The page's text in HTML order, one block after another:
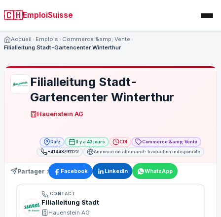
🇨🇭EmploiSuisse
Accueil Emplois
Commerce &amp; Vente
Filialleitung Stadt-Gartencenter Winterthur
Filialleitung Stadt-
Gartencenter Winterthur
Hauenstein AG
Rafz Il y a 43 jours CDI
Commerce &amp; Vente
+41448791122
Annonce en allemand · traduction indisponible
Partager : Facebook LinkedIn WhatsApp
CONTACT
Filialleitung Stadt
Hauenstein AG